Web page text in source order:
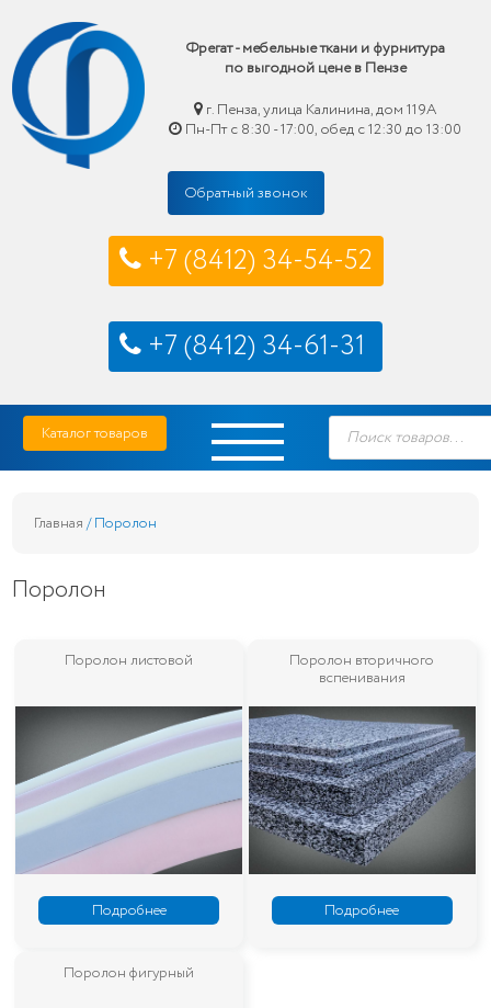
Фрегат - мебельные ткани и фурнитура
по выгодной цене в Пензе
г. Пенза, улица Калинина, дом 119А
Пн-Пт с 8:30 - 17:00, обед с 12:30 до 13:00
Обратный звонок
+7 (8412) 34-54-52
+7 (8412) 34-61-31
Skip
content
Фрегат — мебельные ткани и фурнитура купить по выгодной цене в Пензе
Каталог товаров
Поиск
товаров
Главная / Поролон
Поролон
Поролон листовой
Подробнее
Поролон вторичного
вспенивания
Подробнее
Поролон фигурный